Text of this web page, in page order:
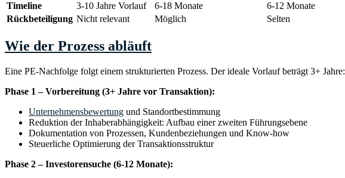
Timeline
3-10 Jahre Vorlauf 6-18 Monate 6-12 Monate
Rückbeteiligung Nicht relevant Möglich Selten
Wie der Prozess abläuft
Eine PE-Nachfolge folgt einem strukturierten Prozess. Der ideale Vorlauf beträgt 3+ Jahre:
Phase 1 – Vorbereitung (3+ Jahre vor Transaktion):
Unternehmensbewertung und Standortbestimmung
Reduktion der Inhaberabhängigkeit: Aufbau einer zweiten Führungsebene
Dokumentation von Prozessen, Kundenbeziehungen und Know-how
Steuerliche Optimierung der Transaktionsstruktur
Phase 2 – Investorensuche (6-12 Monate):